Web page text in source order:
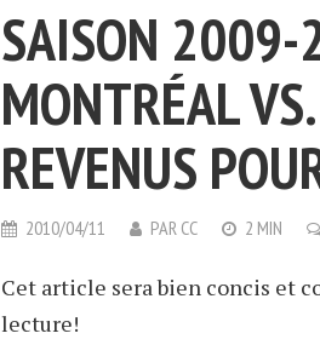
SAISON 2009-
MONTRÉAL
REVENUS
2010/04/11 PAR CC 2 MIN
Cet article sera bien concis et
lecture!